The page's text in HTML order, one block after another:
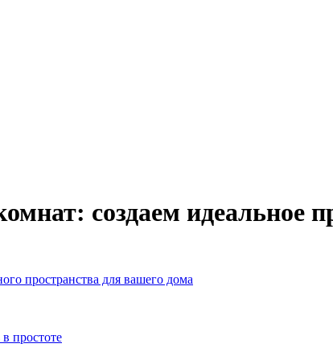
создаем идеальное
пространства для вашего дома
простоте